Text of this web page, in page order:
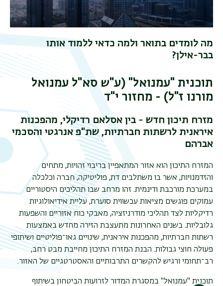
מה לומדים בתואר ולמה כדאי ללמוד אותו
בבר-אילן?
תוכנית "עמנואל" (ע"ש סא"ל עמנואל
מורנו ז"ל) - מחזור י"ד
מזרח תיכון חדש - בין אסלאם רדיקלי, מהפכנות
איראנית לרשתות חברתיות, שת"פ אנרגטי והסכמי
אברהם
המזרח התיכון הוא אזור המתאפיין בריבוי זהויות, מתחים
והזדמנויות, אשר בו משתלבים דת, פוליטיקה, חברה וכלכלה
במערכת מורכבת ודינמית. זהו מרחב שבו תהליכים היסטוריים
עמוקים פוגשים מציאות עכשווית סוערת, עליית אידיאולוגיות
רדיקליות לצד תהליכי מודרניזציה, מאבקי כוח אזוריים והשפעות
גלובליות. בשנים האחרונות מתעצבת הזירה מחדש באמצעות
רשתות חברתיות, מהפכנות איראנית, שינויים גאו־פוליטיים ושיתופי
פעולה חוצי גבולות. הבנת המזרח התיכון מחייבת מבט רחב,
רב־תחומי ורגיש להקשרים התרבותיים והאסטרטגיים של האזור.
תוכנית "עמנואל" במסגרת המדור לזרועות הביטחון בשיתוף